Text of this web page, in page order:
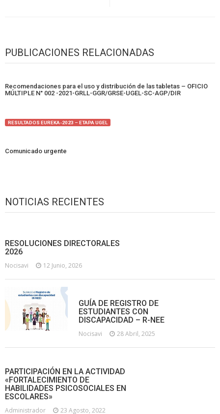
PUBLICACIONES RELACIONADAS
Recomendaciones para el uso y distribución de las tabletas – OFICIO
MÚLTIPLE N° 002 -2021-GRLL-GGR/GRSE-UGEL-SC-AGP/DIR
RESULTADOS EUREKA-2023 – ETAPA UGEL
Comunicado urgente
NOTICIAS RECIENTES
RESOLUCIONES DIRECTORALES
2026
Nocisavi 12 Junio, 2026
GUÍA DE REGISTRO DE
ESTUDIANTES CON
DISCAPACIDAD – R-NEE
Nocisavi 28 Abril, 2025
PARTICIPACIÓN EN LA ACTIVIDAD
«FORTALECIMIENTO DE
HABILIDADES PSICOSOCIALES EN
ESCOLARES»
Administrador 23 Agosto, 2022